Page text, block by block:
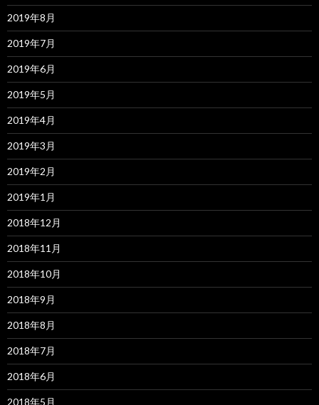
2019年8月
2019年7月
2019年6月
2019年5月
2019年4月
2019年3月
2019年2月
2019年1月
2018年12月
2018年11月
2018年10月
2018年9月
2018年8月
2018年7月
2018年6月
2018年5月